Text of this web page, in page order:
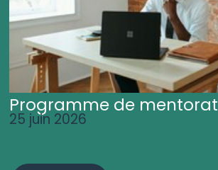
Programme de mentorat
25 juin 2026